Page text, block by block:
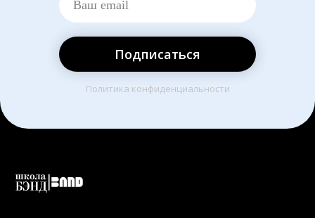
Подписаться
Политика конфиденциальности